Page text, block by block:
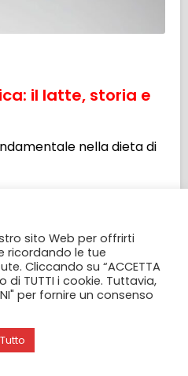
il latte, storia e
nella dieta di
sito Web per offrirti
ricordando le tue
Cliccando su “ACCETTA
di TUTTI i cookie. Tuttavia,
per fornire un consenso